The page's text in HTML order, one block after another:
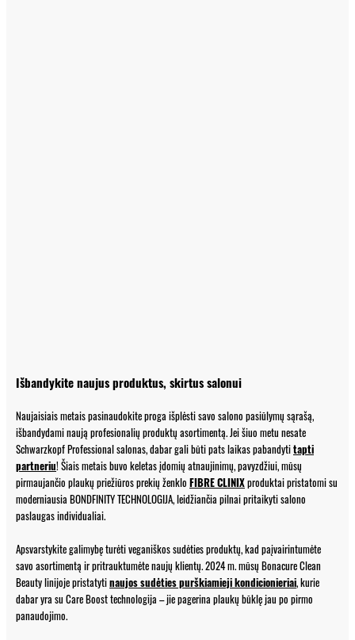
Išbandykite naujus produktus, skirtus salonui
Naujaisiais metais pasinaudokite proga išplėsti savo salono pasiūlymų sąrašą,
išbandydami naują profesionalių produktų asortimentą. Jei šiuo metu nesate
Schwarzkopf Professional salonas, dabar gali būti pats laikas pabandytitapti
partneriu! Šiais metais buvo keletas įdomių atnaujinimų, pavyzdžiui, mūsų
pirmaujančio plaukų priežiūros prekių ženklo FIBRE CLINIXproduktai pristatomi su
moderniausia BONDFINITY TECHNOLOGIJA, leidžiančia pilnai pritaikyti salono
paslaugas individualiai.
Apsvarstykite galimybę turėti veganiškos sudėties produktų, kad paįvairintumėte
savo asortimentą ir pritrauktumėte naujų klientų. 2024 m. mūsų Bonacure Clean
Beauty linijoje pristatytinaujos sudėties purškiamieji kondicionieriai, kurie
dabar yra su Care Boost technologija – jie pagerina plaukų būklę jau po pirmo
panaudojimo.